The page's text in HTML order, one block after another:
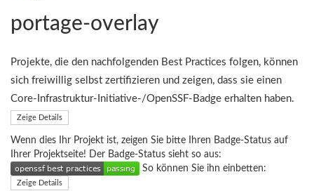
portage-overlay
Projekte, die den nachfolgenden Best Practices folgen, können
sich freiwillig selbst zertifizieren und zeigen, dass sie einen
Core-Infrastruktur-Initiative-/OpenSSF-Badge erhalten haben.
Zeige Details
Wenn dies Ihr Projekt ist, zeigen Sie bitte Ihren Badge-Status auf
Ihrer Projektseite! Der Badge-Status sieht so aus:
So können Sie ihn einbetten:
Zeige Details